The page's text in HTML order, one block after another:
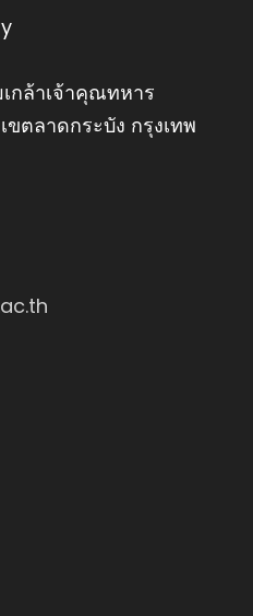
กล้าเจ้าคุณทหาร
ตลาดกระบัง กรุงเทพ